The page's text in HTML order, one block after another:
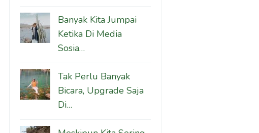
Banyak Kita Jumpai
Ketika Di Media
Sosia…
Tak Perlu Banyak
Bicara, Upgrade Saja
Di…